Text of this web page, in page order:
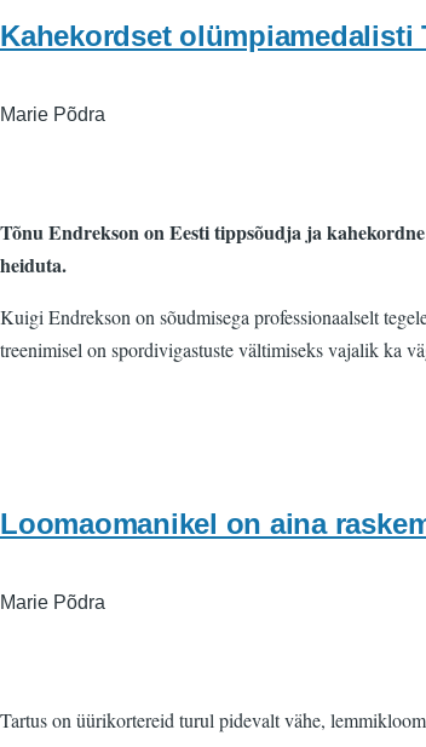
Kahekordset
Marie Põdra
Tõnu Endrekson on Eesti tippsõudja ja
heiduta.
Kuigi Endrekson on sõudmisega professionaalselt
treenimisel on spordivigastuste vältimiseks vajalik ka
Loomaomanikel on aina
Marie Põdra
Tartus on üürikortereid turul pidevalt vähe,